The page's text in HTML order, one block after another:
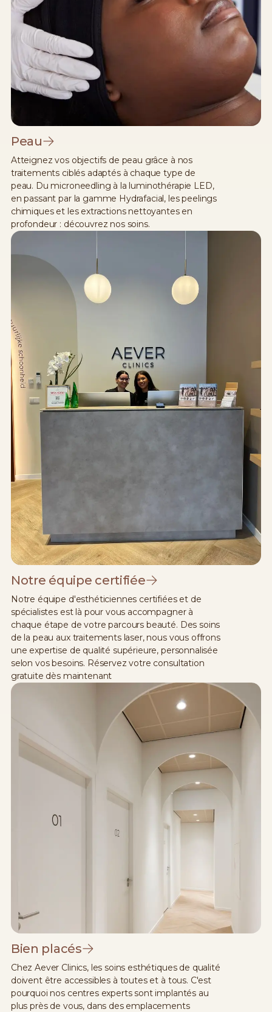
Peau
Atteignez vos objectifs de peau grâce à nos
traitements ciblés adaptés à chaque type de
peau. Du microneedling à la luminothérapie LED,
en passant par la gamme Hydrafacial, les peelings
chimiques et les extractions nettoyantes en
profondeur : découvrez nos soins.
Notre équipe certifiée
Notre équipe d'esthéticiennes certifiées et de
spécialistes est là pour vous accompagner à
chaque étape de votre parcours beauté. Des soins
de la peau aux traitements laser, nous vous offrons
une expertise de qualité supérieure, personnalisée
selon vos besoins. Réservez votre consultation
gratuite dès maintenant
Bien placés
Chez Aever Clinics, les soins esthétiques de qualité
doivent être accessibles à toutes et à tous. C'est
pourquoi nos centres experts sont implantés au
plus près de vous, dans des emplacements